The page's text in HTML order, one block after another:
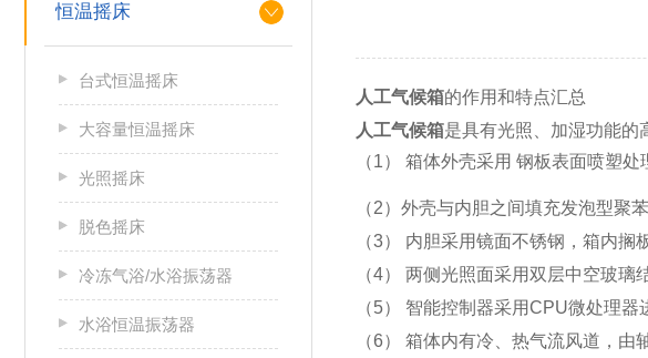
恒温摇床
台式恒温摇床
大容量恒温摇床
光照摇床
脱色摇床
冷冻气浴/水浴振荡器
水浴恒温振荡器
人工气候箱的作用和特点汇总
人工气候箱是具有光照、加湿功能的
（1） 箱体外壳采用 钢板表面喷塑处
（2） 外壳与内胆之间填充发泡型聚
（3） 内胆采用镜面不锈钢，箱内搁
（4） 两侧光照面采用双层中空玻璃
（5） 智能控制器采用CPU微处理器
（6） 箱体内有冷、热气流风道，由